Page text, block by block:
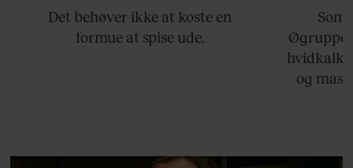
Det behøver ikke at koste en
formue at spise ude.
og